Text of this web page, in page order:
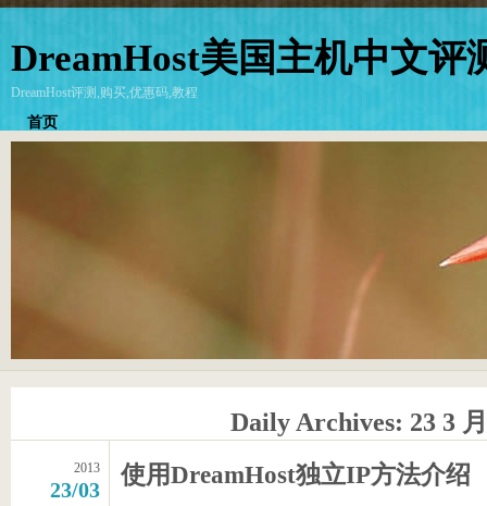
DreamHost美国主机中文评
DreamHost评测,购买,优惠码,教程
首页
Daily Archives: 23 3
2013
23/03
使用DreamHost独立IP方法介绍